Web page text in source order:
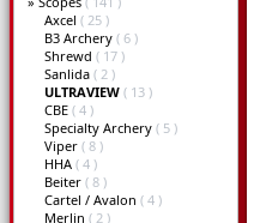
Axcel ( 25 )
B3 Archery ( 6 )
Shrewd ( 17 )
Sanlida ( 2 )
ULTRAVIEW ( 13 )
CBE ( 4 )
Specialty Archery ( 5 )
Viper ( 8 )
HHA ( 4 )
Beiter ( 8 )
Cartel / Avalon ( 4 )
Merlin ( 2 )